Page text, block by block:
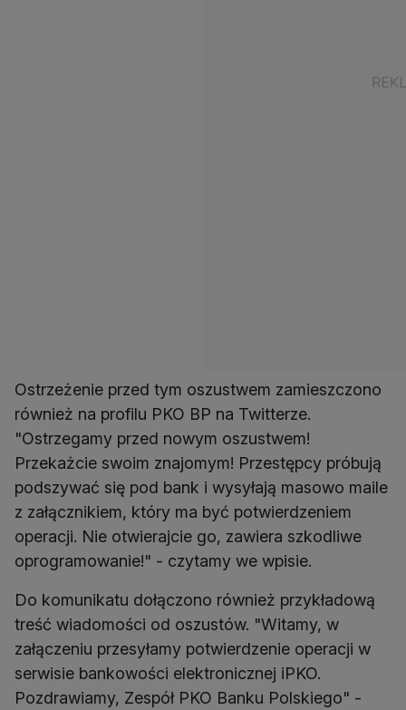
Ostrzeżenie przed tym oszustwem zamieszczono
również na profilu PKO BP na Twitterze.
"Ostrzegamy przed nowym oszustwem!
Przekażcie swoim znajomym! Przestępcy próbują
podszywać się pod bank i wysyłają masowo maile
z załącznikiem, który ma być potwierdzeniem
operacji. Nie otwierajcie go, zawiera szkodliwe
oprogramowanie!" - czytamy we wpisie.
Do komunikatu dołączono również przykładową
treść wiadomości od oszustów. "Witamy, w
załączeniu przesyłamy potwierdzenie operacji w
serwisie bankowości elektronicznej iPKO.
Pozdrawiamy, Zespół PKO Banku Polskiego" -